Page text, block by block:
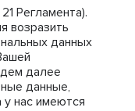
21 Регламента).
возразить
данных
далее
данные,
у нас имеются